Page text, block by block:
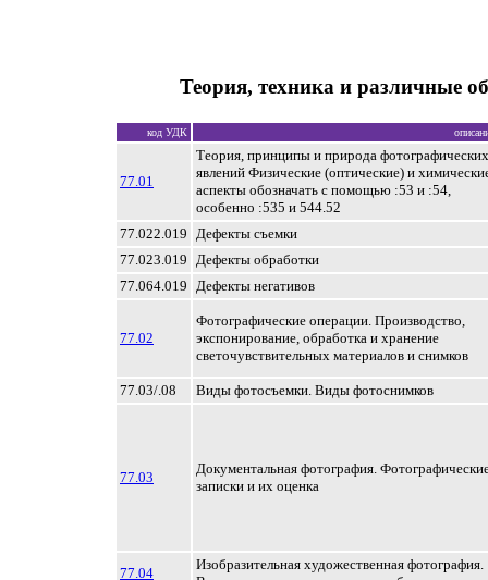
Теория, техника и различные
код УДК
77.01
Теория, принципы и природа фотографических
явлений Физические (оптические) и
аспекты обозначать с помощью :53 и :54,
особенно :535 и 544.52
77.022.019 Дефекты съемки
77.023.019 Дефекты обработки
77.064.019 Дефекты негативов
77.02
Фотографические операции. Производство,
экспонирование, обработка и хранение
светочувствительных материалов и снимков
77.03/.08 Виды фотосъемки. Виды фотоснимков
77.03
Документальная фотография.
записки и их оценка
77.04
Изобразительная художественная фотография.